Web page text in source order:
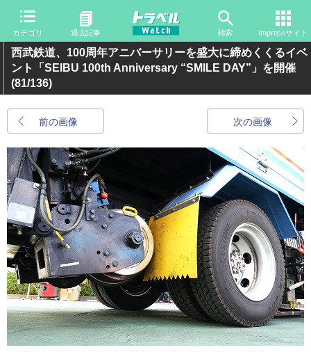
カテゴリ 過去記事 検索 Impressサイト
西武鉄道、100周年アニバーサリーを盛大に締めくくるイベ
ント「SEIBU 100th Anniversary “SMILE DAY”」を開催
(81/136)
前の画像 次の画像